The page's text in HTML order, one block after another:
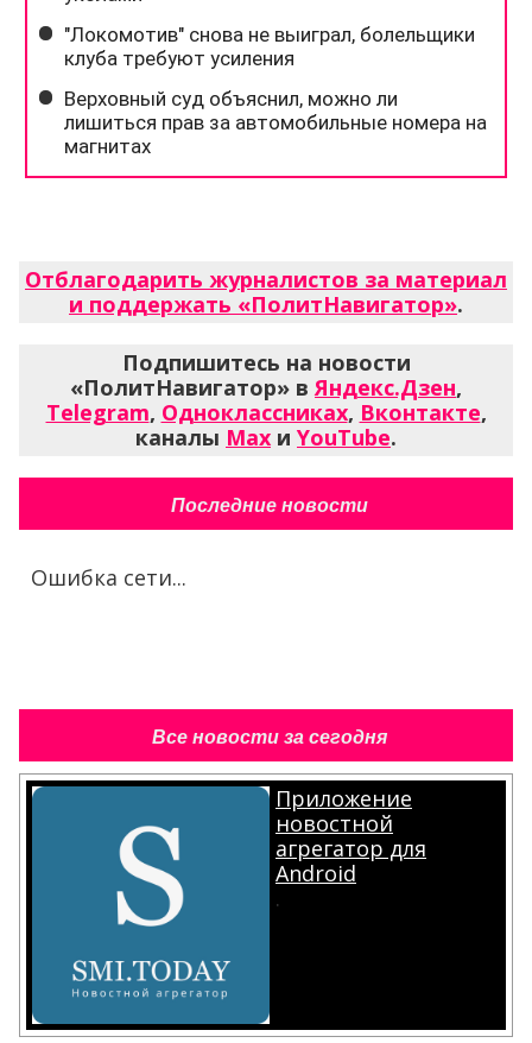
Отблагодарить журналистов за материал
и поддержать «ПолитНавигатор».
Подпишитесь на новости
«ПолитНавигатор» вЯндекс.Дзен,
Telegram, Одноклассниках, Вконтакте,
каналы Max и YouTube.
Последние новости
Ошибка сети...
Все новости за сегодня
Приложение
новостной
агрегатор для
Android
.